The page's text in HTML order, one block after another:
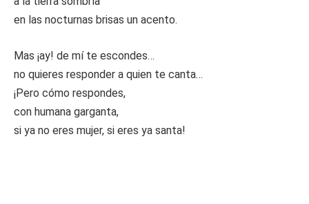
en las nocturnas brisas un acento.
Mas ¡ay! de mí te escondes…
no quieres responder a quien te canta…
¡Pero cómo respondes,
con humana garganta,
si ya no eres mujer, si eres ya santa!